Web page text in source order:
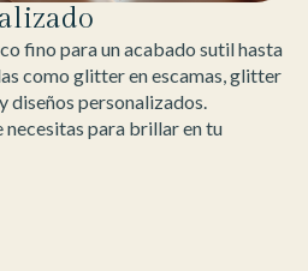
fino para un acabado sutil hasta
como glitter en escamas, glitter
diseños personalizados.
necesitas para brillar en tu